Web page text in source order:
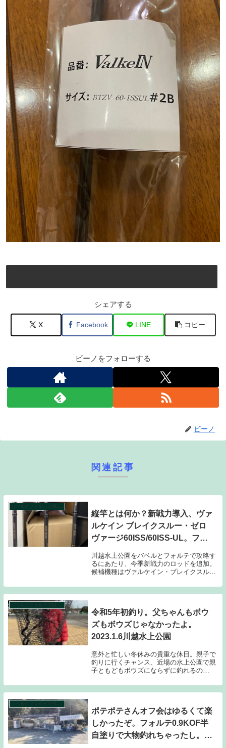
シェアする
X Facebook LINE コピー
ビーノをフォローする
ビーノ
関連記事
バベルとフォルテで挑む！水上公園プールトラウト攻略計画シーズン２。
縦竿とは何か？新戦力導入、ヴァ
ルケイン ブレイクスルー・ゼロ
ヴァージ60ISS/60ISS-UL。ファ
S5102Lとの使い分けに悩む。
川越水上公園をバベルとフォルテで攻略す
るにあたり、今季新戦力のロッドを追加。
候補機種はヴァルケイン・ブレイクスルー
って出した結論と、その過程を報告しま
す！また鱗滝さんに怒られる！👺
令和5年初釣り。父ちゃんもボウ
ズもボウズじゃなかったよ。
2023.1.6川越水上公園
意外と忙しい冬休みの貴重な休日。親子で
釣りに行くチャンス、近場の水上公園で親
子ともどもボウズにならずに釣れるの
ポテポテさんオフ会はゆるくて楽
しかったぞ。フォルテ0.9KOF半
自塗りで大物釣れちゃったし。ビ